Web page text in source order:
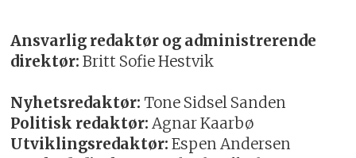
Ansvarlig redaktør og administrerende
direktør: Britt Sofie Hestvik
Nyhetsredaktør: Tone Sidsel Sanden
Politisk redaktør: Agnar Kaarbø
Utviklingsredaktør: Espen Andersen